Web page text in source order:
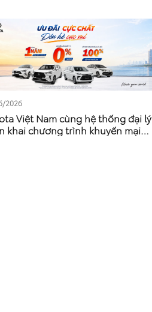
2026
Việt Nam cùng hệ thống đại lý
khai chương trình khuyến mại